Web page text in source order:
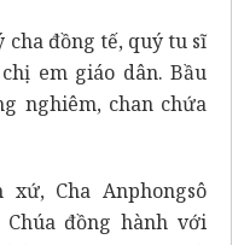
đồng tế, quý tu sĩ
em giáo dân. Bầu
nghiêm, chan chứa
Cha Anphongsô
đồng hành với